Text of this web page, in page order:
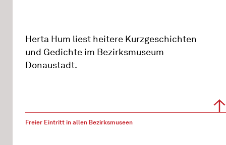
Herta Hum liest heitere Kurzgeschichten
und Gedichte im Bezirksmuseum
Donaustadt.
Freier Eintritt in allen Bezirksmuseen